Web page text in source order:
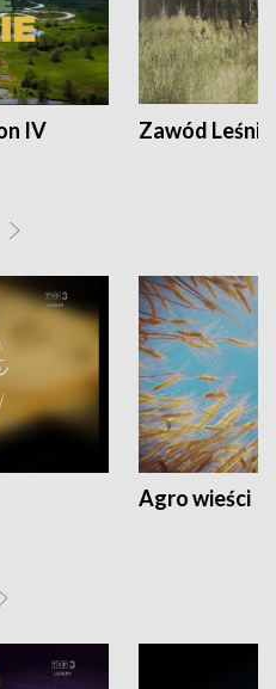
IV Zawód Leśnik
Agro wieści